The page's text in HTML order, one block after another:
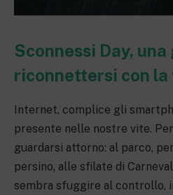
Sconnessi Day,
riconnettersi con la
Internet, complice gli
presente nelle nostre vite.
guardarsi attorno: al parco,
persino, alle sfilate di
sembra sfuggire al controllo,